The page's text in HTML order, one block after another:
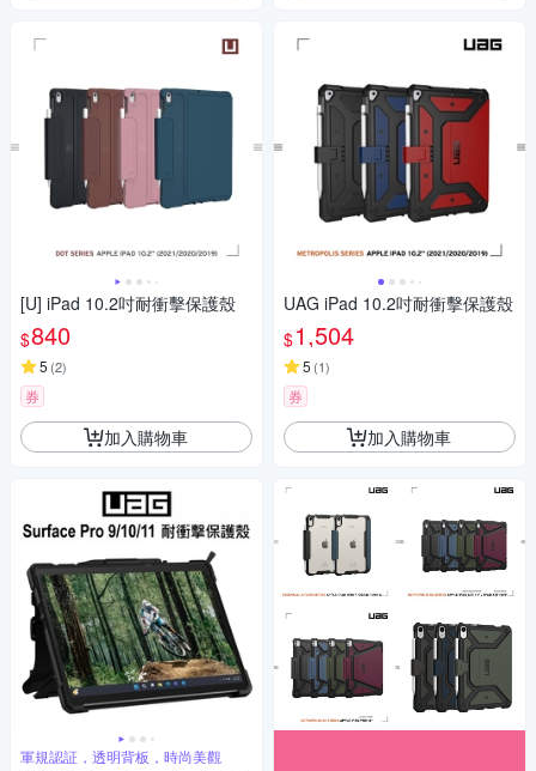
[U] iPad 10.2吋耐衝擊保護殼
$840
5 (2)
券
加入購物車
軍規認証，透明背板，時尚美觀
UAG iPad 10.2吋耐衝擊保護殼
$1,504
5 (1)
券
加入購物車